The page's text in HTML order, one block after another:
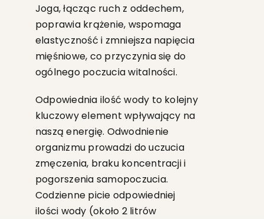
Joga, łącząc ruch z oddechem,
poprawia krążenie, wspomaga
elastyczność i zmniejsza napięcia
mięśniowe, co przyczynia się do
ogólnego poczucia witalności.
Odpowiednia ilość wody to kolejny
kluczowy element wpływający na
naszą energię. Odwodnienie
organizmu prowadzi do uczucia
zmęczenia, braku koncentracji i
pogorszenia samopoczucia.
Codzienne picie odpowiedniej
ilości wody (około 2 litrów